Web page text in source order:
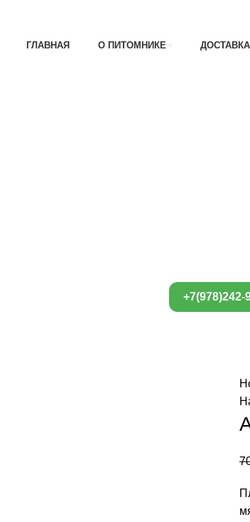
ГЛАВНАЯ О ПИТОМНИКЕ
+7(978)242-